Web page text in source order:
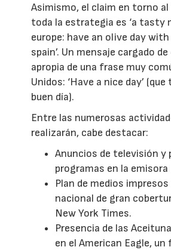
Asimismo, el claim en torno al
toda la estrategia es ‘a tasty
europe: have an olive day
spain’. Un mensaje cargado
apropia de una frase muy
Unidos: ‘Have a nice day’
buen día).
Entre las numerosas
realizarán, cabe destacar:
Anuncios de televisión y
programas en la emisora
Plan de medios
nacional de gran
New York Times.
Presencia de las
en el American Eagle,